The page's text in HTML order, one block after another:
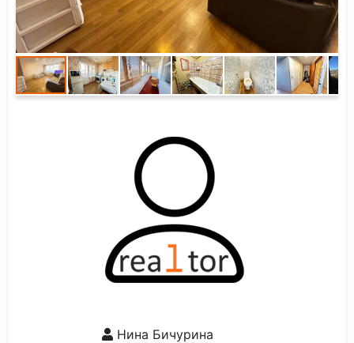
Нина Бичурина